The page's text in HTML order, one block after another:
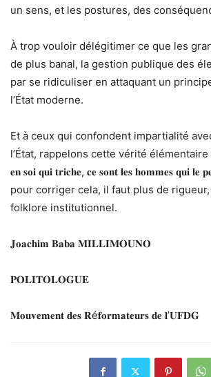
un sens, et les postures, des
À trop vouloir délégitimer ce que les
de plus banal, la gestion publique des
par se ridiculiser en attaquant un
l’État moderne.
Et à ceux qui confondent impartialité
l’État, rappelons cette vérité élémentaire :
𝐞𝐧 𝐬𝐨𝐢 𝐪𝐮𝐢 𝐭𝐫𝐢𝐜𝐡𝐞, 𝐜𝐞 𝐬𝐨𝐧𝐭 𝐥𝐞𝐬 𝐡𝐨𝐦𝐦𝐞𝐬 𝐪𝐮𝐢 𝐥𝐞
pour corriger cela, il faut plus de
folklore institutionnel.
𝐉𝐨𝐚𝐜𝐡𝐢𝐦 𝐁𝐚𝐛𝐚 𝐌𝐈𝐋𝐋𝐈𝐌𝐎𝐔𝐍𝐎
𝐏𝐎𝐋𝐈𝐓𝐎𝐋𝐎𝐆𝐔𝐄
𝐌𝐨𝐮𝐯𝐞𝐦𝐞𝐧𝐭 𝐝𝐞𝐬 𝐑é𝐟𝐨𝐫𝐦𝐚𝐭𝐞𝐮𝐫𝐬 𝐝𝐞 𝐥’𝐔𝐅𝐃𝐆